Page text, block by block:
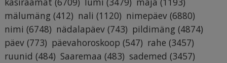
mälumäng (412) nali (1120) nimepäev (6880)
nimi (6748) nädalapäev (743) pildimäng (4874)
päev (773) päevahoroskoop (547) rahe (3457)
ruunid (484) Saaremaa (483) sademed (3457)